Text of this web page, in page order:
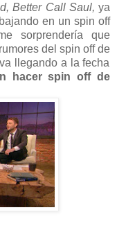
Better Call Saul, ya
en un spin off
sorprendería que
del spin off de
llegando a la fecha
hacer spin off de